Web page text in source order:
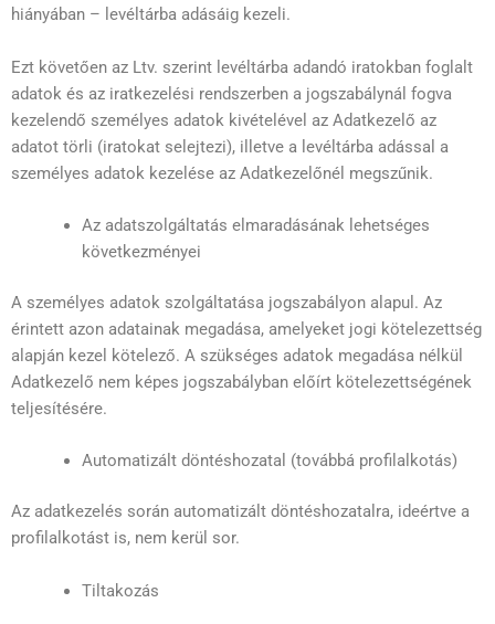
hiányában – levéltárba adásáig kezeli.
Ezt követően az Ltv. szerint levéltárba adandó iratokban foglalt
adatok és az iratkezelési rendszerben a jogszabálynál fogva
kezelendő személyes adatok kivételével az Adatkezelő az
adatot törli (iratokat selejtezi), illetve a levéltárba adással a
személyes adatok kezelése az Adatkezelőnél megszűnik.
Az adatszolgáltatás elmaradásának lehetséges
következményei
A személyes adatok szolgáltatása jogszabályon alapul. Az
érintett azon adatainak megadása, amelyeket jogi kötelezettség
alapján kezel kötelező. A szükséges adatok megadása nélkül
Adatkezelő nem képes jogszabályban előírt kötelezettségének
teljesítésére.
Automatizált döntéshozatal (továbbá profilalkotás)
Az adatkezelés során automatizált döntéshozatalra, ideértve a
profilalkotást is, nem kerül sor.
Tiltakozás